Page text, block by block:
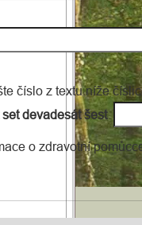
číslo z textu níže
devadesát šest
o zdravotní